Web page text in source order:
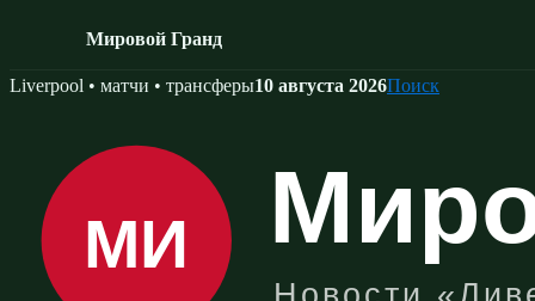
Мировой Гранд
Skip
Liverpool • матчи • трансферы10 августа 2026Поиск